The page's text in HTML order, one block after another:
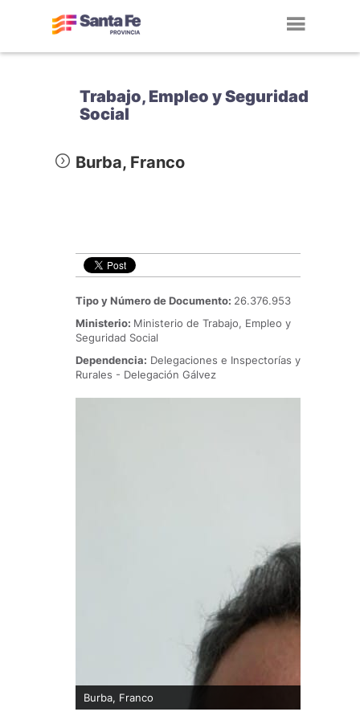
Trabajo, Empleo y Seguridad
Social
Burba, Franco
Tipo y Número de Documento: 26.376.953
Ministerio: Ministerio de Trabajo, Empleo y
Seguridad Social
Dependencia: Delegaciones e Inspectorías y
Rurales - Delegación Gálvez
Burba, Franco